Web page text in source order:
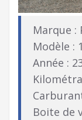
Marque :
Modèle :
Année :
Boite de